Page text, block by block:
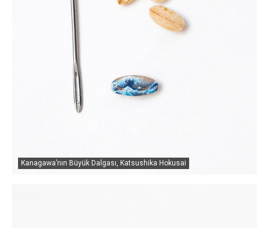
Kanagawa’nın Büyük Dalgası, Katsushika Hokusai